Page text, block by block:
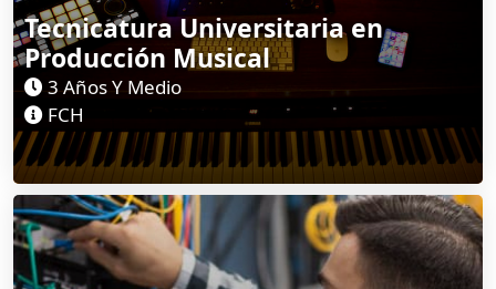
Tecnicatura Universitaria en
Producción Musical
3 Años Y Medio
FCH